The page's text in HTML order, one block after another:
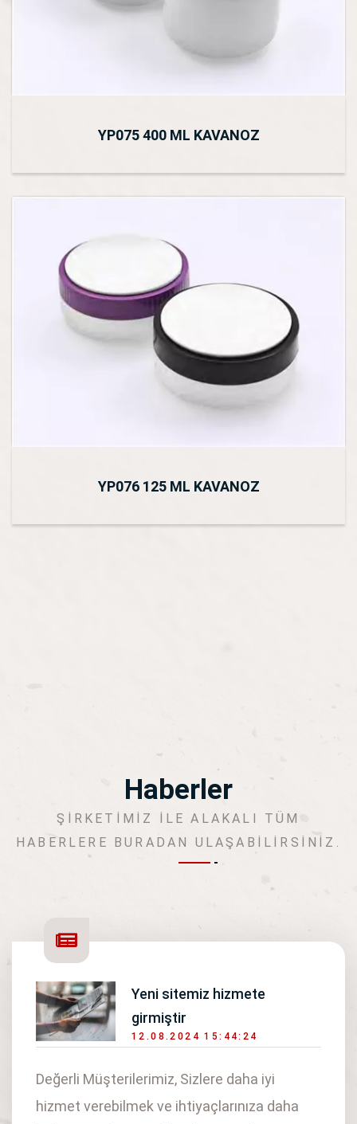
YP075 400 ML KAVANOZ
YP076 125 ML KAVANOZ
Haberler
ŞIRKETIMIZ ILE ALAKALI TÜM
HABERLERE BURADAN ULAŞABILIRSINIZ.
Yeni sitemiz hizmete
girmiştir
12.08.2024 15:44:24
Değerli Müşterilerimiz, Sizlere daha iyi
hizmet verebilmek ve ihtiyaçlarınıza daha